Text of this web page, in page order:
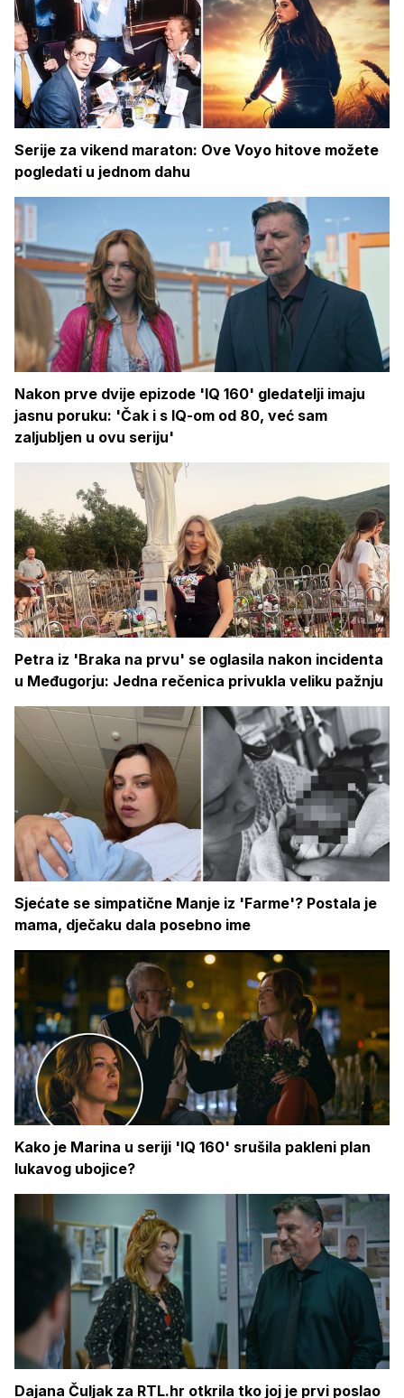
Serije za vikend maraton: Ove Voyo hitove možete
pogledati u jednom dahu
Nakon prve dvije epizode 'IQ 160' gledatelji imaju
jasnu poruku: 'Čak i s IQ-om od 80, već sam
zaljubljen u ovu seriju'
Petra iz 'Braka na prvu' se oglasila nakon incidenta
u Međugorju: Jedna rečenica privukla veliku pažnju
Sjećate se simpatične Manje iz 'Farme'? Postala je
mama, dječaku dala posebno ime
Kako je Marina u seriji 'IQ 160' srušila pakleni plan
lukavog ubojice?
Dajana Čuljak za RTL.hr otkrila tko joj je prvi poslao